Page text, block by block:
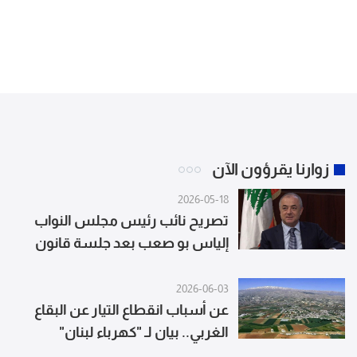
زوارنا يقرؤون الآن
2026-05-18
تصريح نائب رئيس مجلس النواب
إلياس بو صعب بعد جلسة قانون
2026-06-03
عن أسباب انقطاع التيار عن البقاع
الغربي.. بيان لـ "كهرباء لبنان"